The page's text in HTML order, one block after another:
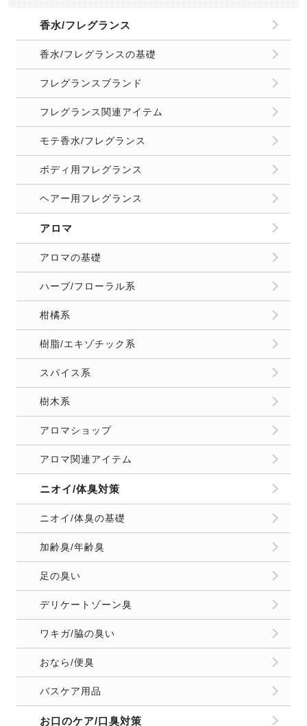
ヘアー用フレグランス
アロマ
アロマの基礎
ハーブ/フローラル系
柑橘系
樹脂/エキゾチック系
スパイス系
樹木系
アロマショップ
アロマ関連アイテム
ニオイ/体臭対策
ニオイ/体臭の基礎
加齢臭/年齢臭
足の臭い
デリケートゾーン臭
ワキガ/脇の臭い
おなら/便臭
バスケア用品
お口のケア/口臭対策
口臭対策/予防の基礎
オーラルケアアイテム
口臭サプリメント
頭皮/髪の臭い
頭皮/髪の臭いの基礎
シャンプー/トリートメント